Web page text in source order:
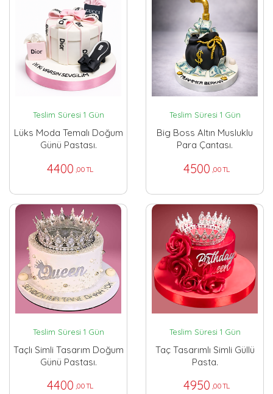
Teslim Süresi 1 Gün
Lüks Moda Temalı Doğum
Günü Pastası.
4400 ,00 TL
Teslim Süresi 1 Gün
Big Boss Altın Musluklu
Para Çantası.
4500 ,00 TL
Teslim Süresi 1 Gün
Taçlı Simli Tasarım Doğum
Günü Pastası.
4400 ,00 TL
Teslim Süresi 1 Gün
Taç Tasarımlı Simli Güllü
Pasta.
4950 ,00 TL